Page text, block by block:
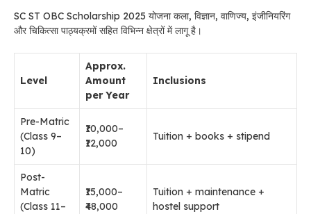
SC ST OBC Scholarship 2025 योजना कला, विज्ञान, वाणिज्य, इंजीनियरिंग
और चिकित्सा पाठ्यक्रमों सहित विभिन्न क्षेत्रों में लागू है।
Level
Approx.
Amount
per Year
Inclusions
Pre-Matric
(Class 9–
10)
₹10,000–
₹12,000
Tuition + books + stipend
Post-
Matric
(Class 11–
₹15,000–
₹48,000
Tuition + maintenance +
hostel support